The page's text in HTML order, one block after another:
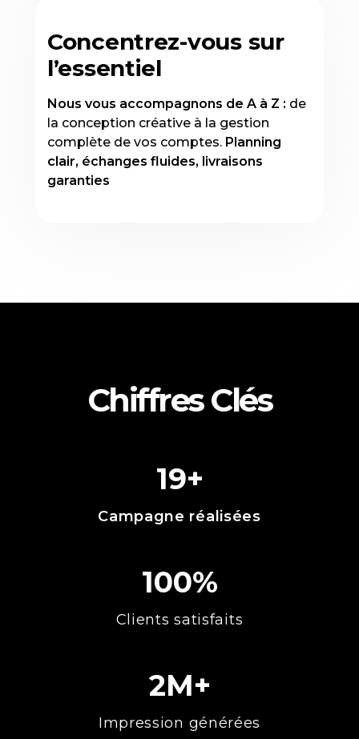
Concentrez-vous sur
l’essentiel
Nous vous accompagnons de A à Z : de
la conception créative à la gestion
complète de vos comptes. Planning
clair, échanges fluides, livraisons
garanties
Chiffres Clés
19+
Campagne réalisées
100%
Clients satisfaits
2M+
Impression générées